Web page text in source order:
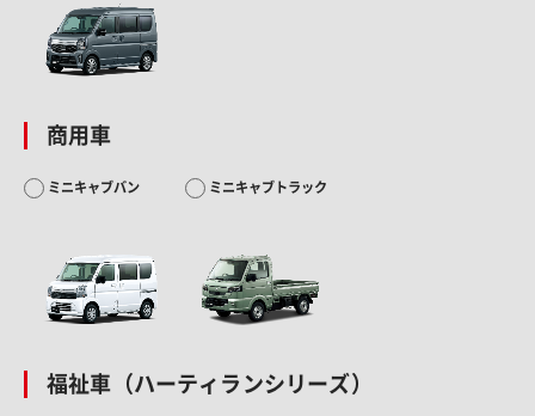
商用車
ミニキャブバン ミニキャブトラック
福祉車（ハーティランシリーズ）